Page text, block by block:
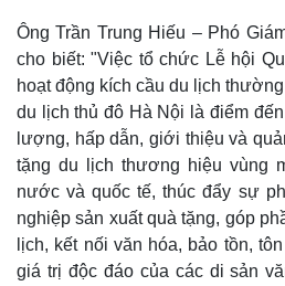
Ông Trần Trung Hiếu – Phó
cho biết: "Việc tổ chức Lễ hội
hoạt động kích cầu du lịch
du lịch thủ đô Hà Nội là điểm
lượng, hấp dẫn, giới thiệu và
tặng du lịch thương hiệu vùng
nước và quốc tế, thúc đẩy sự
nghiệp sản xuất quà tặng, góp
lịch, kết nối văn hóa, bảo tồn,
giá trị độc đáo của các di sản